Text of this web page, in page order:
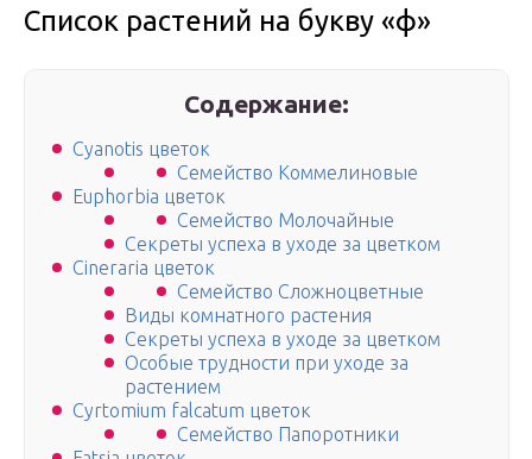
Список растений на букву «ф»
Содержание:
Cyanotis цветок
Семейство Коммелиновые
Euphorbia цветок
Семейство Молочайные
Секреты успеха в уходе за цветком
Cineraria цветок
Семейство Сложноцветные
Виды комнатного растения
Секреты успеха в уходе за цветком
Особые трудности при уходе за
растением
Cyrtomium falcatum цветок
Семейство Папоротники